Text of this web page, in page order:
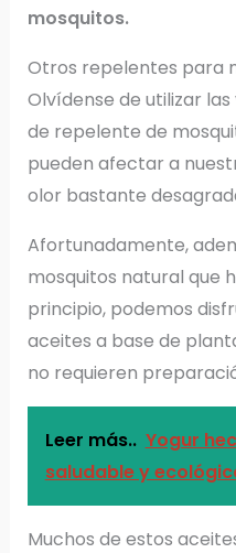
mosquitos.
Otros repelentes para
Olvídense de utilizar
de repelente de
pueden afectar a
olor bastante
Afortunadamente,
mosquitos natural que
principio, podemos
aceites a base de
no requieren
Leer más.. Yogur
saludable y
Muchos de estos